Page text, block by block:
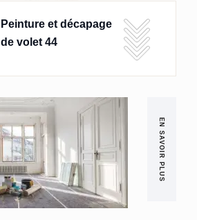
Peinture et décapage
de volet 44
EN SAVOIR PLUS